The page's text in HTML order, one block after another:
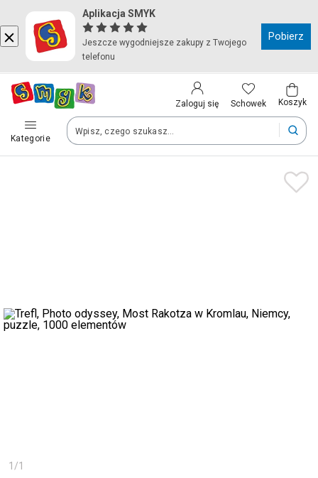
Aplikacja SMYK
Jeszcze wygodniejsze zakupy z Twojego
telefonu
Pobierz
Zaloguj się Schowek Koszyk
Kategorie
Kraj i język
Polska (Poland)
Twoje zamówienia dostarczymy na teren wybranego kraju.
Zapisz
1 /1